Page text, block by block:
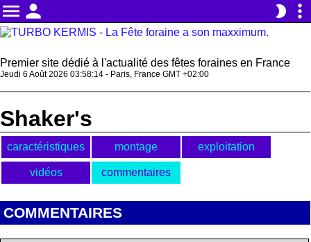
menu person brightness_2 more_vert
Premier site dédié à l'actualité des fêtes foraines en France
Jeudi 6 Août 2026 03:58:14 - Paris, France GMT +02:00
Shaker's
caractéristiques montage exploitation
vidéos commentaires
COMMENTAIRES